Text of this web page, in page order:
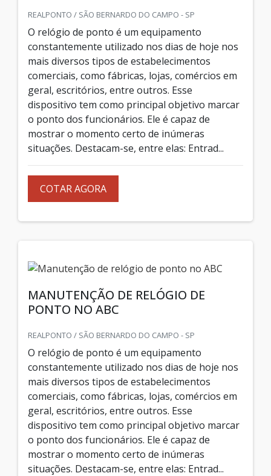
REALPONTO / SÃO BERNARDO DO CAMPO - SP
O relógio de ponto é um equipamento
constantemente utilizado nos dias de hoje nos
mais diversos tipos de estabelecimentos
comerciais, como fábricas, lojas, comércios em
geral, escritórios, entre outros. Esse
dispositivo tem como principal objetivo marcar
o ponto dos funcionários. Ele é capaz de
mostrar o momento certo de inúmeras
situações. Destacam-se, entre elas: Entrad...
COTAR AGORA
MANUTENÇÃO DE RELÓGIO DE
PONTO NO ABC
REALPONTO / SÃO BERNARDO DO CAMPO - SP
O relógio de ponto é um equipamento
constantemente utilizado nos dias de hoje nos
mais diversos tipos de estabelecimentos
comerciais, como fábricas, lojas, comércios em
geral, escritórios, entre outros. Esse
dispositivo tem como principal objetivo marcar
o ponto dos funcionários. Ele é capaz de
mostrar o momento certo de inúmeras
situações. Destacam-se, entre elas: Entrad...